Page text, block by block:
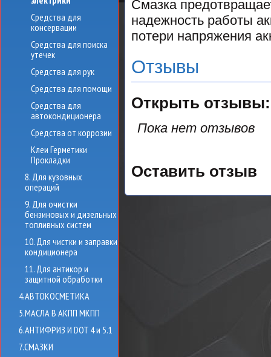
Средства для
консервации
Средства для поиска
утечек
Средства для рук
Средства для помощи
Средства для
автокондиционера
Средства от коррозии
Клеи Герметики
Прокладки
8. Для кузовных
операций
9. Для очистки
бензиновых и дизельных
топливных систем
10. Для чистки и заправки
кондиционера
11. Для антикор и
защитной обработки
4.АВТОКОСМЕТИКА
5.МАСЛА В АКПП МКПП
6.АНТИФРИЗ И DOT 4 и 5.1
7.СМАЗКИ
Смазка
надежность работы
потери напряжения
Отзывы
Открыть
Пока нет отзывов
Оставить отзыв